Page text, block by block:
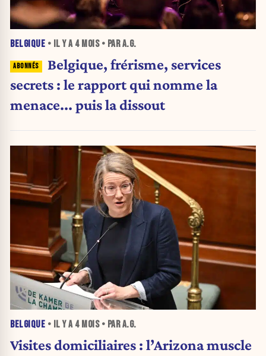
BELGIQUE • IL Y A 4 MOIS• PAR A.G.
Belgique, frérisme, services
secrets : le rapport qui nomme la
menace... puis la dissout
BELGIQUE • IL Y A 4 MOIS• PAR A.G.
Visites domiciliaires : l’Arizona muscle